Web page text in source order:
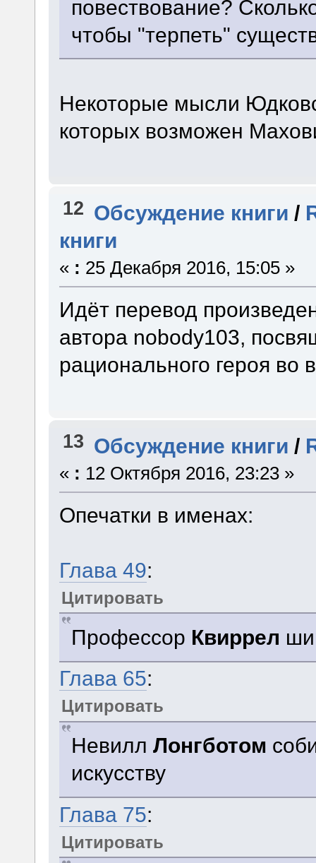
повествование?
чтобы "терпеть"
Некоторые мысли
которых возможен
12 Обсуждение книги /
книги
« : 25 Декабря 2016, 15:05 »
Идёт перевод
автора nobody103,
рационального героя во
13 Обсуждение книги /
« : 12 Октября 2016, 23:23 »
Опечатки в именах:
Глава 49:
Цитировать
Профессор Квиррел
Глава 65:
Цитировать
НевиллЛонгботом
искусству
Глава 75:
Цитировать